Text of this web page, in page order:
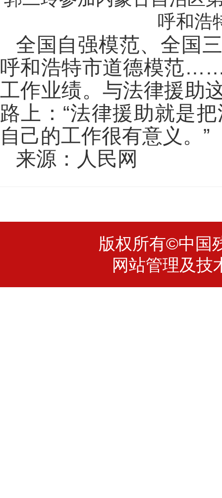
呼和浩
全国自强模范、全国
呼和浩特市道德模范
工作业绩。与法律援助
路上：“法律援助就是
自己的工作很有意义。”
来源：人民网
版权所有©中国
网站管理及技